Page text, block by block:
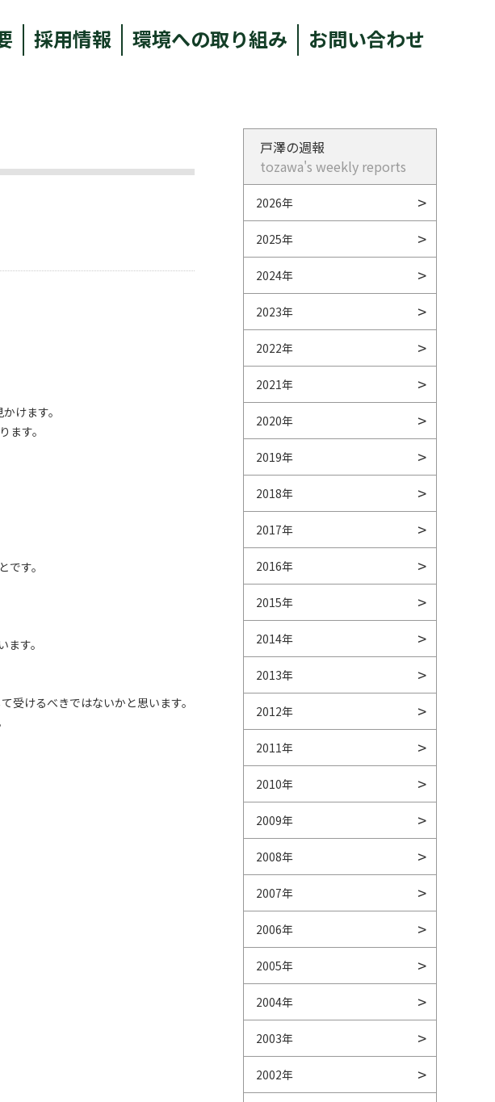
採用情報 環境への取り組み お問い合わせ
けます。
す。
す。
す。
受けるべきではないかと思います。
戸澤の週報
tozawa's weekly reports
2026年
2025年
2024年
2023年
2022年
2021年
2020年
2019年
2018年
2017年
2016年
2015年
2014年
2013年
2012年
2011年
2010年
2009年
2008年
2007年
2006年
2005年
2004年
2003年
2002年